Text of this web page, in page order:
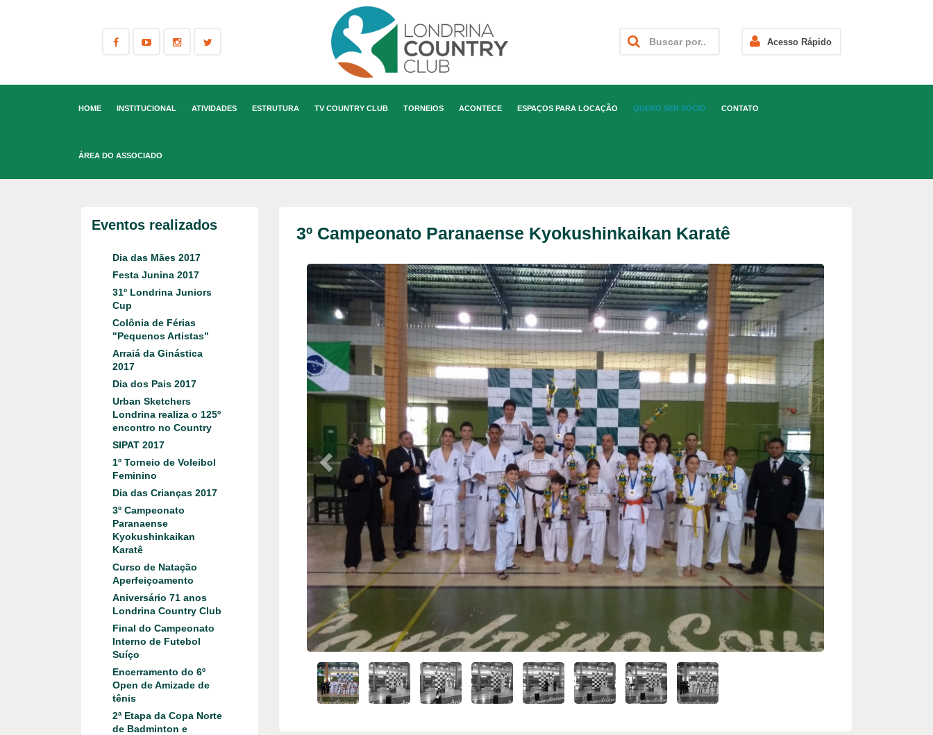
Acesso Rápido
HOME INSTITUCIONAL ATIVIDADES ESTRUTURA TV COUNTRY CLUB TORNEIOS ACONTECE ESPAÇOS PARA LOCAÇÃO QUERO SER SÓCIO CONTATO
ÁREA DO ASSOCIADO
Eventos realizados
Dia das Mães 2017
Festa Junina 2017
31º Londrina Juniors
Cup
Colônia de Férias
"Pequenos Artistas"
Arraiá da Ginástica
2017
Dia dos Pais 2017
Urban Sketchers
Londrina realiza o 125º
encontro no Country
SIPAT 2017
1º Torneio de Voleibol
Feminino
Dia das Crianças 2017
3º Campeonato
Paranaense
Kyokushinkaikan
Karatê
Curso de Natação
Aperfeiçoamento
Aniversário 71 anos
Londrina Country Club
Final do Campeonato
Interno de Futebol
Suíço
Encerramento do 6º
Open de Amizade de
tênis
2ª Etapa da Copa Norte
de Badminton e
3º Campeonato Paranaense Kyokushinkaikan Karatê